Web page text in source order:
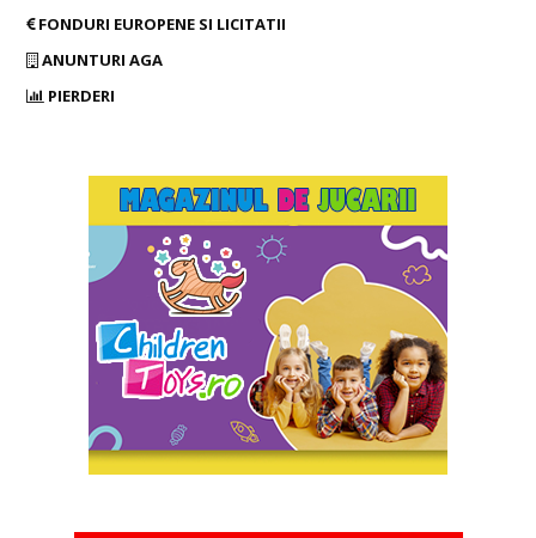
FONDURI EUROPENE SI LICITATII
ANUNTURI AGA
PIERDERI